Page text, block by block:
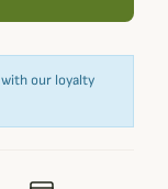
with our loyalty